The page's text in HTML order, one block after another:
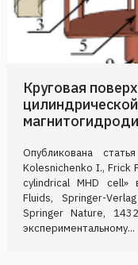
Круговая
цилиндрической
Опубликована
Kolesnichenko I., Frick
cylindrical MHD cell»
Fluids, Springer-
Springer Nature,
экспериментальному...